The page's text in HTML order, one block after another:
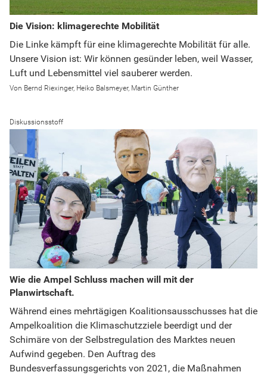
Die Vision: klimagerechte Mobilität
Die Linke kämpft für eine klimagerechte Mobilität für alle.
Unsere Vision ist: Wir können gesünder leben, weil Wasser,
Luft und Lebensmittel viel sauberer werden.
Bernd Riexinger, Heiko Balsmeyer, Martin Günther
Diskussionsstoff
Wie die Ampel Schluss machen will mit der
Planwirtschaft.
Während eines mehrtägigen Koalitionsausschusses hat die
Ampelkoalition die Klimaschutzziele beerdigt und der
Schimäre von der Selbstregulation des Marktes neuen
Aufwind gegeben. Den Auftrag des
Bundesverfassungsgerichts von 2021, die Maßnahmen